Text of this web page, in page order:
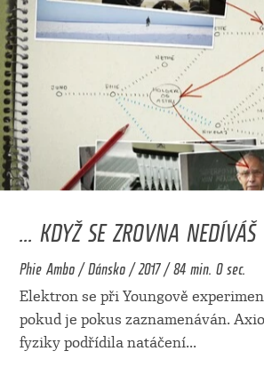
... KDYŽ SE ZROVNA NEDÍVÁŠ
Phie Ambo / Dánsko / 2017 / 84 min. 0 sec.
Elektron se při Youngově
pokud je pokus zaznamenáván.
fyziky podřídila natáčení...